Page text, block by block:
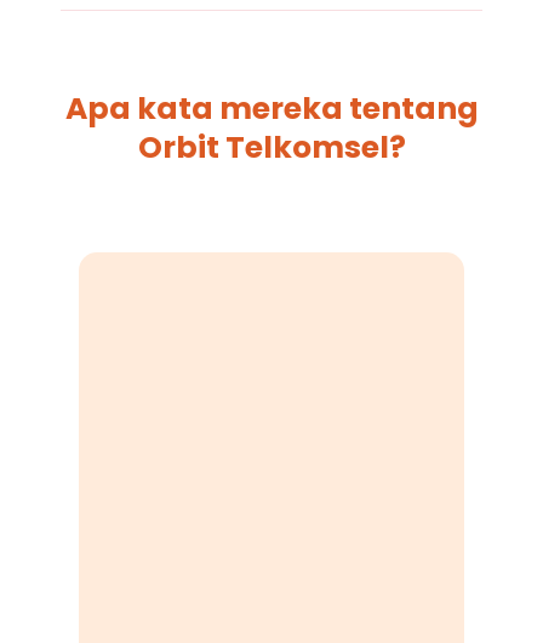
Apa kata mereka tentang
Orbit Telkomsel?